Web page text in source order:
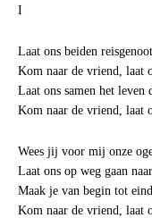
I
Laat ons beiden
Kom naar de vriend, laat
Laat ons samen het leven
Kom naar de vriend, laat
Wees jij voor mij onze
Laat ons op weg gaan
Maak je van begin tot
Kom naar de vriend, laat